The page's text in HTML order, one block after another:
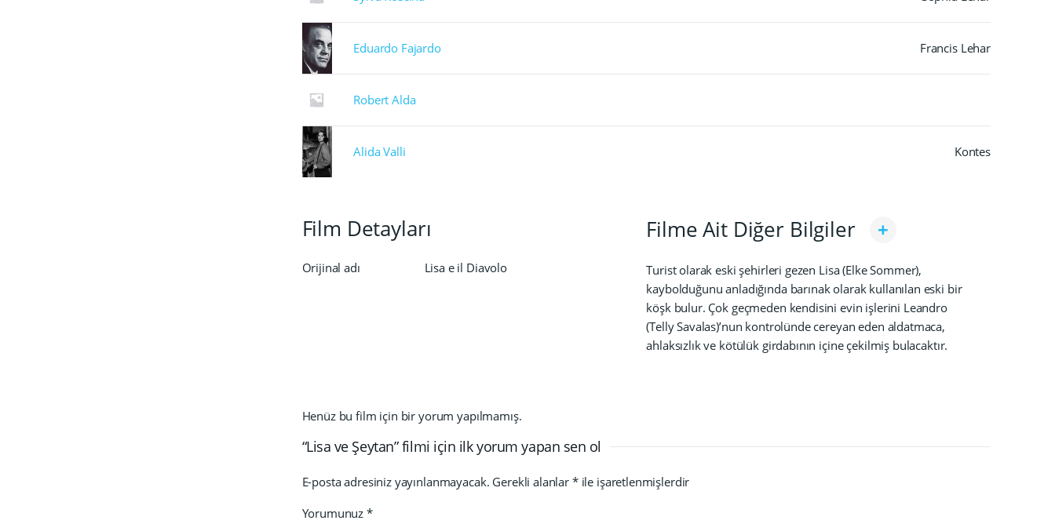
Eduardo Fajardo Francis Lehar
Robert Alda
Alida Valli Kontes
Film Detayları
Orijinal adı Lisa e il Diavolo
Filme Ait Diğer Bilgiler
Turist olarak eski şehirleri gezen Lisa (Elke Sommer),
kaybolduğunu anladığında barınak olarak kullanılan eski bir
köşk bulur. Çok geçmeden kendisini evin işlerini Leandro
(Telly Savalas)’nun kontrolünde cereyan eden aldatmaca,
ahlaksızlık ve kötülük girdabının içine çekilmiş bulacaktır.
“Lisa ve Şeytan” filmi için ilk yorum yapan sen ol
E-posta adresiniz yayınlanmayacak. Gerekli alanlar *ile işaretlenmişlerdir
Yorumunuz *
Henüz bu film için bir yorum yapılmamış.